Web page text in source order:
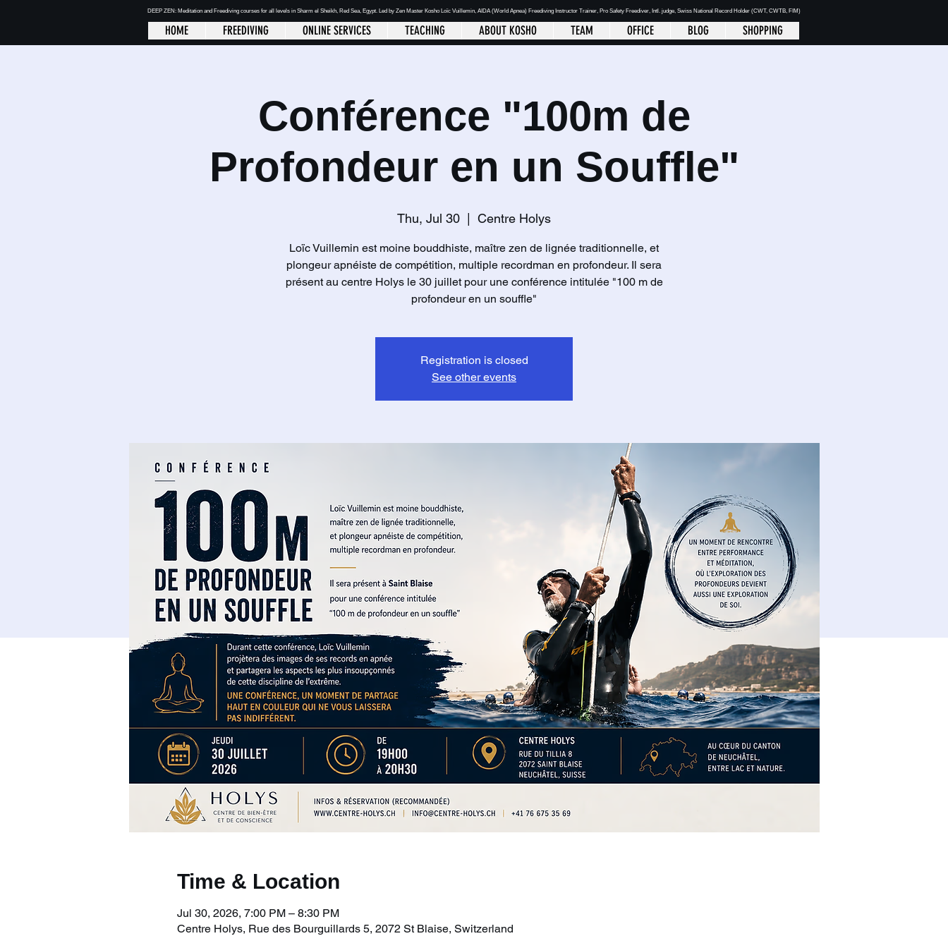
DEEP ZEN: Meditation and Freediving courses for all levels in Sharm el Sheikh, Red Sea, Egypt. Led by Zen Master Kosho Loïc Vuillemin, AIDA (World Apnea) Freediving Instructor Trainer, Pro Safety Freediver, Intl. judge, Swiss National Record Holder (CWT, CWTB, FIM)
HOME FREEDIVING ONLINE SERVICES TEACHING ABOUT KOSHO TEAM OFFICE BLOG SHOPPING
Conférence "100m de
Profondeur en un Souffle"
Thu, Jul 30 Centre Holys
Loïc Vuillemin est moine bouddhiste, maître zen de lignée traditionnelle, et
plongeur apnéiste de compétition, multiple recordman en profondeur. Il sera
présent au centre Holys le 30 juillet pour une conférence intitulée "100 m de
profondeur en un souffle"
Registration is closed
See other events
Time & Location
Jul 30, 2026, 7:00 PM – 8:30 PM
Centre Holys, Rue des Bourguillards 5, 2072 St Blaise, Switzerland